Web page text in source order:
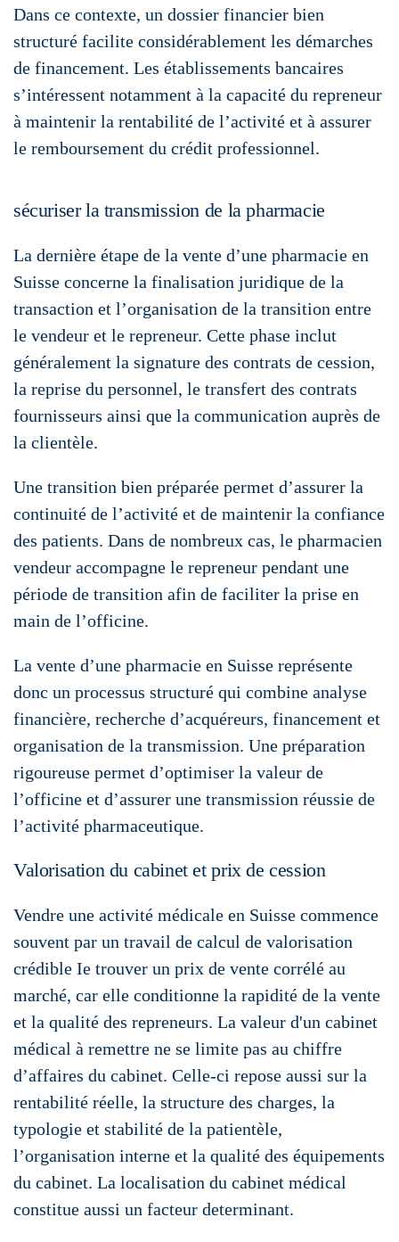
Dans ce contexte, un dossier financier bien
structuré facilite considérablement les démarches
de financement. Les établissements bancaires
s’intéressent notamment à la capacité du repreneur
à maintenir la rentabilité de l’activité et à assurer
le remboursement du crédit professionnel.
sécuriser la transmission de la pharmacie
La dernière étape de la vente d’une pharmacie en
Suisse concerne la finalisation juridique de la
transaction et l’organisation de la transition entre
le vendeur et le repreneur. Cette phase inclut
généralement la signature des contrats de cession,
la reprise du personnel, le transfert des contrats
fournisseurs ainsi que la communication auprès de
la clientèle.
Une transition bien préparée permet d’assurer la
continuité de l’activité et de maintenir la confiance
des patients. Dans de nombreux cas, le pharmacien
vendeur accompagne le repreneur pendant une
période de transition afin de faciliter la prise en
main de l’officine.
La vente d’une pharmacie en Suisse représente
donc un processus structuré qui combine analyse
financière, recherche d’acquéreurs, financement et
organisation de la transmission. Une préparation
rigoureuse permet d’optimiser la valeur de
l’officine et d’assurer une transmission réussie de
l’activité pharmaceutique.
Valorisation du cabinet et prix de cession
Vendre une activité médicale en Suisse commence
souvent par un travail de calcul de valorisation
crédible Ie trouver un prix de vente corrélé au
marché, car elle conditionne la rapidité de la vente
et la qualité des repreneurs. La valeur d'un cabinet
médical à remettre ne se limite pas au chiffre
d’affaires du cabinet. Celle-ci repose aussi sur la
rentabilité réelle, la structure des charges, la
typologie et stabilité de la patientèle,
l’organisation interne et la qualité des équipements
du cabinet. La localisation du cabinet médical
constitue aussi un facteur determinant.